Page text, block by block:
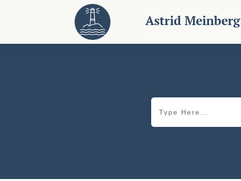
Astrid Meinberg